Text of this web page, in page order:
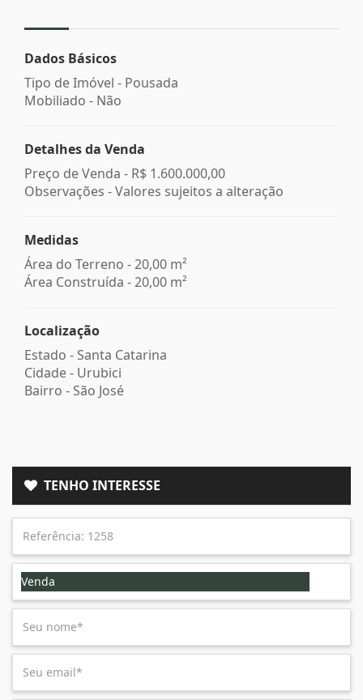
Dados Básicos
Tipo de Imóvel - Pousada
Mobiliado - Não
Detalhes da Venda
Preço de Venda - R$ 1.600.000,00
Observações - Valores sujeitos a alteração
Medidas
Área do Terreno - 20,00 m²
Área Construída - 20,00 m²
Localização
Estado - Santa Catarina
Cidade - Urubici
Bairro - São José
TENHO INTERESSE
Venda